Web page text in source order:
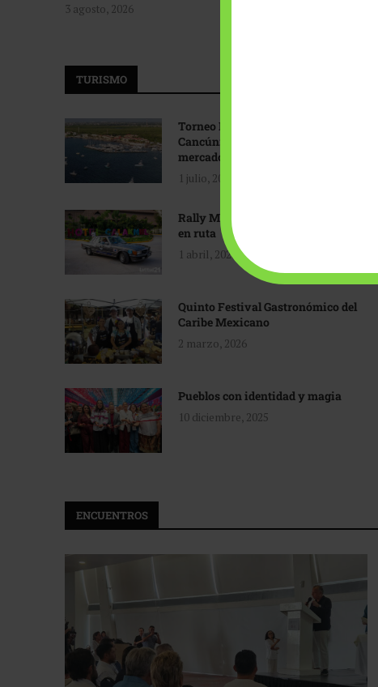
3 agosto, 2026
TURISMO
Torneo Internacional de Pesca
Cancún: Navegando hacia nuevos
mercados
1 julio, 2026
Rally Maya: Herencia automotriz
en ruta
1 abril, 2026
Quinto Festival Gastronómico del
Caribe Mexicano
2 marzo, 2026
Pueblos con identidad y magia
10 diciembre, 2025
ENCUENTROS